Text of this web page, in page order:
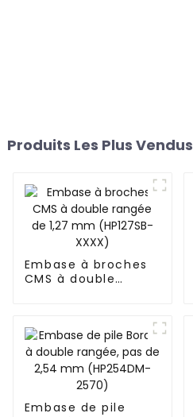
Produits Les Plus Vendus
Embase à broches
CMS à double
Embase de pile